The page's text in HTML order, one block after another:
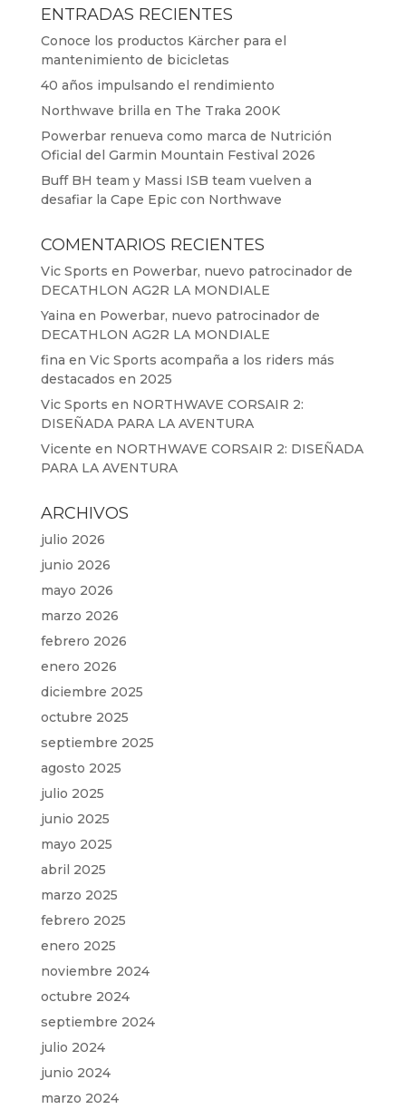
ENTRADAS RECIENTES
Conoce los productos Kärcher para el
mantenimiento de bicicletas
40 años impulsando el rendimiento
Northwave brilla en The Traka 200K
Powerbar renueva como marca de Nutrición
Oficial del Garmin Mountain Festival 2026
Buff BH team y Massi ISB team vuelven a
desafiar la Cape Epic con Northwave
COMENTARIOS RECIENTES
Vic Sports en Powerbar, nuevo patrocinador de
DECATHLON AG2R LA MONDIALE
Yaina en Powerbar, nuevo patrocinador de
DECATHLON AG2R LA MONDIALE
fina en Vic Sports acompaña a los riders más
destacados en 2025
Vic Sports en NORTHWAVE CORSAIR 2:
DISEÑADA PARA LA AVENTURA
Vicente en NORTHWAVE CORSAIR 2: DISEÑADA
PARA LA AVENTURA
ARCHIVOS
julio 2026
junio 2026
mayo 2026
marzo 2026
febrero 2026
enero 2026
diciembre 2025
octubre 2025
septiembre 2025
agosto 2025
julio 2025
junio 2025
mayo 2025
abril 2025
marzo 2025
febrero 2025
enero 2025
noviembre 2024
octubre 2024
septiembre 2024
julio 2024
junio 2024
marzo 2024